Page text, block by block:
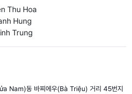
Thu Hoa
Hung
Trung
Nam)동 바찌에우(Bà Triệu) 거리 45번지